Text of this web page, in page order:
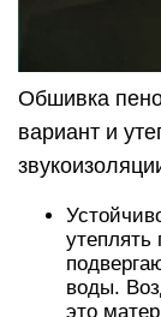
Обшивка
вариант и
утеплять
воды.
это